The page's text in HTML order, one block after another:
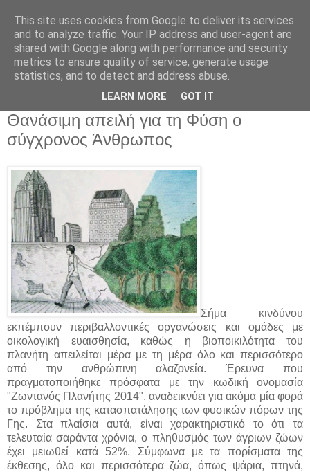
Θανάσιμη απειλή για τη Φύση ο
σύγχρονος Άνθρωπος
Σήμα κινδύνου
εκπέμπουν περιβαλλοντικές οργανώσεις και ομάδες με
οικολογική ευαισθησία, καθώς η βιοποικιλότητα του
πλανήτη απειλείται μέρα με τη μέρα όλο και περισσότερο
από την ανθρώπινη αλαζονεία. Έρευνα που
πραγματοποιήθηκε πρόσφατα με την κωδική ονομασία
"Ζωντανός Πλανήτης 2014", αναδεικνύει για ακόμα μία φορά
το πρόβλημα της κατασπατάλησης των φυσικών πόρων της
Γης. Στα πλαίσια αυτά, είναι χαρακτηριστικό το ότι τα
τελευταία σαράντα χρόνια, ο πληθυσμός των άγριων ζώων
έχει μειωθεί κατά 52%. Σύμφωνα με τα πορίσματα της
έκθεσης, όλο και περισσότερα ζώα, όπως ψάρια, πτηνά,
This site uses cookies from Google to deliver its services
and to analyze traffic. Your IP address and user-agent are
shared with Google along with performance and security
metrics to ensure quality of service, generate usage
statistics, and to detect and address abuse.
LEARN MORE GOT IT